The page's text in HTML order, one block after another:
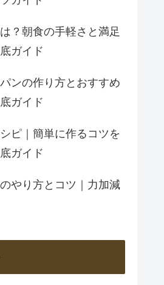
？朝食の手軽さと満足
ガイド
ンの作り方とおすすめ
ガイド
ピ｜簡単に作るコツを
ガイド
やり方とコツ｜力加減